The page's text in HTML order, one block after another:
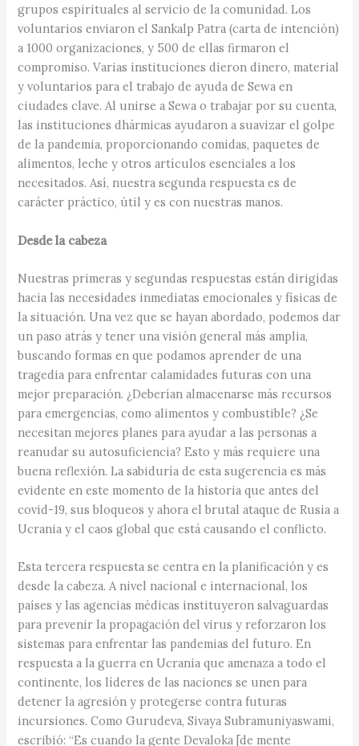
grupos espirituales al servicio de la comunidad. Los
voluntarios enviaron el Sankalp Patra (carta de intención)
a 1000 organizaciones, y 500 de ellas firmaron el
compromiso. Varias instituciones dieron dinero, material
y voluntarios para el trabajo de ayuda de Sewa en
ciudades clave. Al unirse a Sewa o trabajar por su cuenta,
las instituciones dhármicas ayudaron a suavizar el golpe
de la pandemia, proporcionando comidas, paquetes de
alimentos, leche y otros artículos esenciales a los
necesitados. Así, nuestra segunda respuesta es de
carácter práctico, útil y es con nuestras manos.
Desde la cabeza
Nuestras primeras y segundas respuestas están dirigidas
hacia las necesidades inmediatas emocionales y físicas de
la situación. Una vez que se hayan abordado, podemos dar
un paso atrás y tener una visión general más amplia,
buscando formas en que podamos aprender de una
tragedia para enfrentar calamidades futuras con una
mejor preparación. ¿Deberían almacenarse más recursos
para emergencias, como alimentos y combustible? ¿Se
necesitan mejores planes para ayudar a las personas a
reanudar su autosuficiencia? Esto y más requiere una
buena reflexión. La sabiduría de esta sugerencia es más
evidente en este momento de la historia que antes del
covid-19, sus bloqueos y ahora el brutal ataque de Rusia a
Ucrania y el caos global que está causando el conflicto.
Esta tercera respuesta se centra en la planificación y es
desde la cabeza. A nivel nacional e internacional, los
países y las agencias médicas instituyeron salvaguardas
para prevenir la propagación del virus y reforzaron los
sistemas para enfrentar las pandemias del futuro. En
respuesta a la guerra en Ucrania que amenaza a todo el
continente, los líderes de las naciones se unen para
detener la agresión y protegerse contra futuras
incursiones. Como Gurudeva, Sivaya Subramuniyaswami,
escribió: “Es cuando la gente Devaloka [de mente